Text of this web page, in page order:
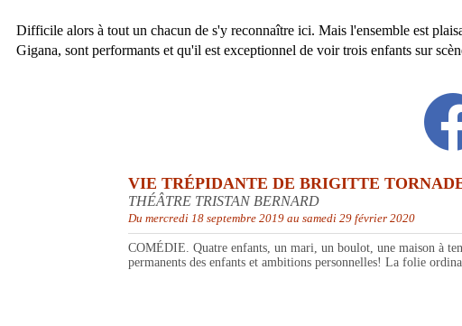
Difficile alors à tout un chacun de s'y reconnaître ici. Mais l'ensemble est
Gigana, sont performants et qu'il est exceptionnel de voir trois enfants sur
VIE TRÉPIDANTE DE BRIGITTE
THÉÂTRE TRISTAN BERNARD
Du mercredi 18 septembre 2019 au samedi 29 février 2020
COMÉDIE. Quatre enfants, un mari, un boulot, une maison à
permanents des enfants et ambitions personnelles! La folie